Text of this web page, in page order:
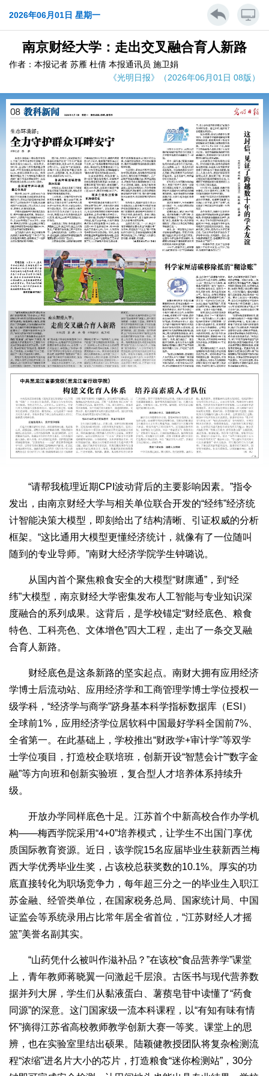
2026年06月01日 星期一
南京财经大学：走出交叉融合育人新路
作者：本报记者 苏雁 杜倩 本报通讯员 施卫娟
《光明日报》（2026年06月01日 08版）
“请帮我梳理近期CPI波动背后的主要影响因素。”指令
发出，由南京财经大学与相关单位联合开发的“经纬”经济统
计智能决策大模型，即刻给出了结构清晰、引证权威的分析
框架。“这比通用大模型更懂经济统计，就像有了一位随叫
随到的专业导师。”南财大经济学院学生钟璐说。
从国内首个聚焦粮食安全的大模型“财廪通”，到“经
纬”大模型，南京财经大学密集发布人工智能与专业知识深
度融合的系列成果。这背后，是学校锚定“财经底色、粮食
特色、工科亮色、文体增色”四大工程，走出了一条交叉融
合育人新路。
财经底色是这条新路的坚实起点。南财大拥有应用经济
学博士后流动站、应用经济学和工商管理学博士学位授权一
级学科，“经济学与商学”跻身基本科学指标数据库（ESI）
全球前1%，应用经济学位居软科中国最好学科全国前7%、
全省第一。在此基础上，学校推出“财政学+审计学”等双学
士学位项目，打造校企联培班，创新开设“智慧会计”“数字金
融”等方向班和创新实验班，复合型人才培养体系持续升
级。
开放办学同样底色十足。江苏首个中新高校合作办学机
构——梅西学院采用“4+0”培养模式，让学生不出国门享优
质国际教育资源。近日，该学院15名应届毕业生获新西兰梅
西大学优秀毕业生奖，占该校总获奖数的10.1%。厚实的功
底直接转化为职场竞争力，每年超三分之一的毕业生入职江
苏金融、经管类单位，在国家税务总局、国家统计局、中国
证监会等系统录用占比常年居全省首位，“江苏财经人才摇
篮”美誉名副其实。
“山药凭什么被叫作滋补品？”在该校“食品营养学”课堂
上，青年教师蒋晓翼一问激起千层浪。古医书与现代营养数
据并列大屏，学生们从黏液蛋白、薯蓣皂苷中读懂了“药食
同源”的深意。这门国家级一流本科课程，以“有知有味有情
怀”摘得江苏省高校教师教学创新大赛一等奖。课堂上的思
辨，也在实验室里结出硕果。陆颖健教授团队将复杂检测流
程“浓缩”进名片大小的芯片，打造粮食“迷你检测站”，30分